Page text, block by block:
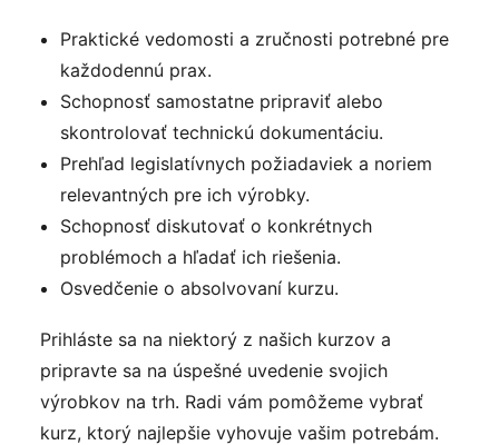
Praktické vedomosti a zručnosti potrebné pre
každodennú prax.
Schopnosť samostatne pripraviť alebo
skontrolovať technickú dokumentáciu.
Prehľad legislatívnych požiadaviek a noriem
relevantných pre ich výrobky.
Schopnosť diskutovať o konkrétnych
problémoch a hľadať ich riešenia.
Osvedčenie o absolvovaní kurzu.
Prihláste sa na niektorý z našich kurzov a
pripravte sa na úspešné uvedenie svojich
výrobkov na trh. Radi vám pomôžeme vybrať
kurz, ktorý najlepšie vyhovuje vašim potrebám.